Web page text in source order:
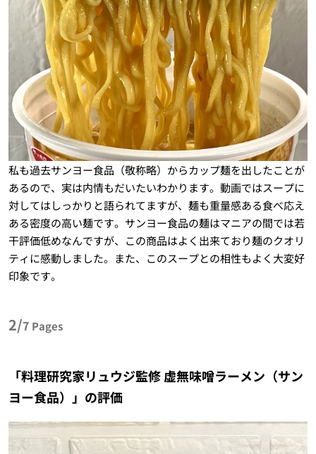
私も過去サンヨー食品（敬称略）からカップ麺を出したことが
あるので、実は内情もだいたいわかります。動画ではスープに
対してはしっかりと語られてますが、麺も重量感ある食べ応え
ある密度の高い麺です。サンヨー食品の麺はマニアの間では若
干評価低めなんですが、この商品はよく出来ており麺のクオリ
ティに感動しました。また、このスープとの相性もよく大変好
印象です。
2/7 Pages
「料理研究家リュウジ監修 虚無味噌ラーメン（サン
ヨー食品）」の評価